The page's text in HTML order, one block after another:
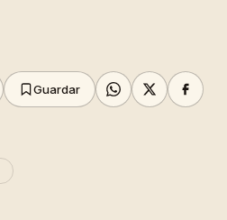
Guardar